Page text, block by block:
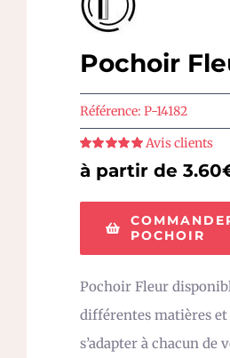
Pochoir
Référence: P-14182
Note sur 5
Avis clients
à partir de
POCHOIR
Pochoir Fleur
différentes matières
s’adapter à chacun de